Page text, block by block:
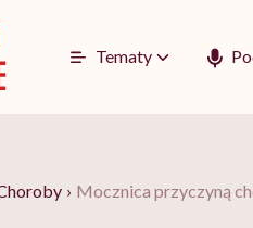
Tematy
› Mocznica przyczyną